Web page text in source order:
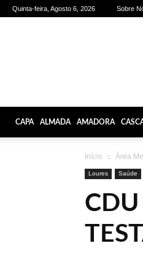
Quinta-feira, Agosto 6, 2026 Sobre
CAPA ALMADA AMADORA
Início Área
Loures Saúde